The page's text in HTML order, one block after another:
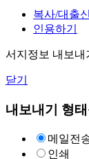
복사/대출
인용하기
서지정보 내보내
닫기
내보내기 형
메일전
인쇄